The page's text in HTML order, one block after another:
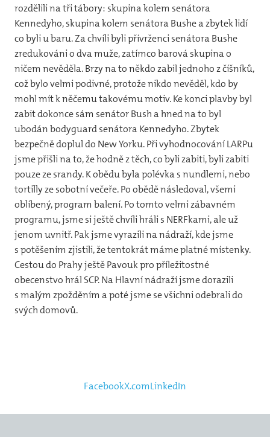
rozdělili na tři tábory: skupina kolem senátora
Kennedyho, skupina kolem senátora Bushe a zbytek lidí
co byli u baru. Za chvíli byli přívrženci senátora Bushe
zredukováni o dva muže, zatímco barová skupina o
ničem nevěděla. Brzy na to někdo zabil jednoho z číšníků,
což bylo velmi podivné, protože nikdo nevěděl, kdo by
mohl mít k něčemu takovému motiv. Ke konci plavby byl
zabit dokonce sám senátor Bush a hned na to byl
ubodán bodyguard senátora Kennedyho. Zbytek
bezpečně doplul do New Yorku. Při vyhodnocování LARPu
jsme přišli na to, že hodně z těch, co byli zabiti, byli zabiti
pouze ze srandy. K obědu byla polévka s nundlemi, nebo
tortilly ze sobotní večeře. Po obědě následoval, všemi
oblíbený, program balení. Po tomto velmi zábavném
programu, jsme si ještě chvíli hráli s NERFkami, ale už
jenom uvnitř. Pak jsme vyrazili na nádraží, kde jsme
s potěšením zjistili, že tentokrát máme platné místenky.
Cestou do Prahy ještě Pavouk pro příležitostné
obecenstvo hrál SCP. Na Hlavní nádraží jsme dorazili
s malým zpožděním a poté jsme se všichni odebrali do
svých domovů.
FacebookX.comLinkedIn